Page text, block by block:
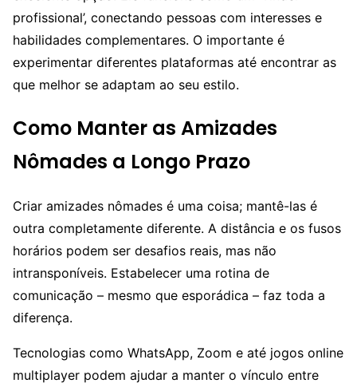
profissional’, conectando pessoas com interesses e
habilidades complementares. O importante é
experimentar diferentes plataformas até encontrar as
que melhor se adaptam ao seu estilo.
Como Manter as Amizades
Nômades a Longo Prazo
Criar amizades nômades é uma coisa; mantê-las é
outra completamente diferente. A distância e os fusos
horários podem ser desafios reais, mas não
intransponíveis. Estabelecer uma rotina de
comunicação – mesmo que esporádica – faz toda a
diferença.
Tecnologias como WhatsApp, Zoom e até jogos online
multiplayer podem ajudar a manter o vínculo entre